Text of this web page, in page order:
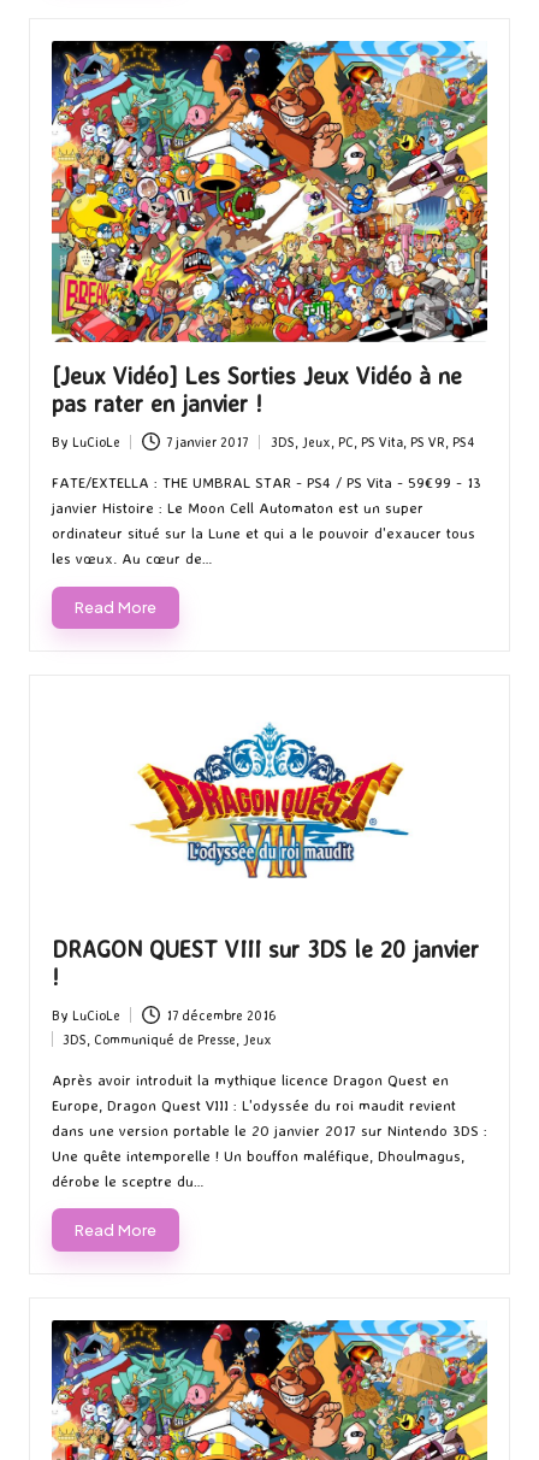
[Jeux Vidéo] Les Sorties Jeux Vidéo à ne
pas rater en janvier !
Posted
by
By LuCioLe 7 janvier 2017
Posted
in
3DS, Jeux, PC, PS Vita, PS VR, PS4
FATE/EXTELLA : THE UMBRAL STAR - PS4 / PS Vita - 59€99 - 13
janvier Histoire : Le Moon Cell Automaton est un super
ordinateur situé sur la Lune et qui a le pouvoir d'exaucer tous
les vœux. Au cœur de…
Read More
DRAGON QUEST VIII sur 3DS le 20 janvier
!
Posted
by
By LuCioLe 17 décembre 2016
Posted
3DS, Communiqué de Presse, Jeux
Après avoir introduit la mythique licence Dragon Quest en
Europe, Dragon Quest VIII : L'odyssée du roi maudit revient
dans une version portable le 20 janvier 2017 sur Nintendo 3DS :
Une quête intemporelle ! Un bouffon maléfique, Dhoulmagus,
dérobe le sceptre du…
Read More